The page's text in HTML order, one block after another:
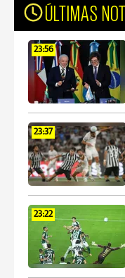
ÚLTIMAS
23:56
23:37
23:22